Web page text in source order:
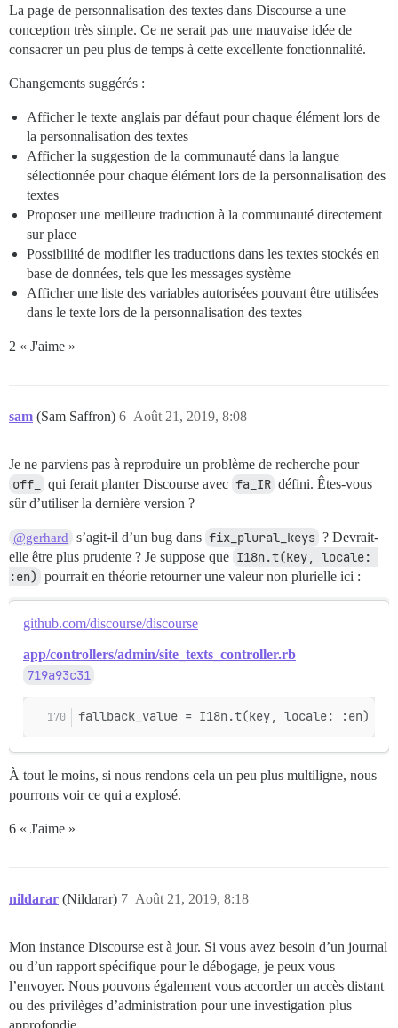
La page de personnalisation des textes dans Discourse a une
conception très simple. Ce ne serait pas une mauvaise idée de
consacrer un peu plus de temps à cette excellente fonctionnalité.
Changements suggérés :
Afficher le texte anglais par défaut pour chaque élément lors de
la personnalisation des textes
Afficher la suggestion de la communauté dans la langue
sélectionnée pour chaque élément lors de la personnalisation des
textes
Proposer une meilleure traduction à la communauté directement
sur place
Possibilité de modifier les traductions dans les textes stockés en
base de données, tels que les messages système
Afficher une liste des variables autorisées pouvant être utilisées
dans le texte lors de la personnalisation des textes
2 « J'aime »
sam (Sam Saffron) Août 21, 2019, 8:08
6
Je ne parviens pas à reproduire un problème de recherche pour
off_ qui ferait planter Discourse avec fa_IR défini. Êtes-vous
sûr d’utiliser la dernière version ?
@gerhard s’agit-il d’un bug dans fix_plural_keys ? Devrait-
elle être plus prudente ? Je suppose que I18n.t(key, locale:
:en) pourrait en théorie retourner une valeur non plurielle ici :
github.com/discourse/discourse
app/controllers/admin/site_texts_controller.rb
719a93c31
fallback_value = I18n.t(key, locale: :en)
À tout le moins, si nous rendons cela un peu plus multiligne, nous
pourrons voir ce qui a explosé.
6 « J'aime »
nildarar (Nildarar) Août 21, 2019, 8:18
7
Mon instance Discourse est à jour. Si vous avez besoin d’un journal
ou d’un rapport spécifique pour le débogage, je peux vous
l’envoyer. Nous pouvons également vous accorder un accès distant
ou des privilèges d’administration pour une investigation plus
approfondie.